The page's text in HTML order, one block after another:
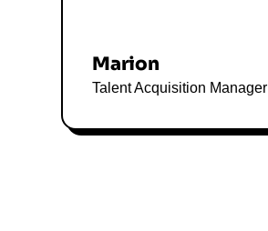
Marion
Talent Acquisition Manager